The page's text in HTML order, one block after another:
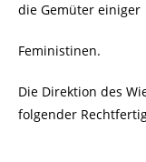
die Gemüter einiger
Feministinen.
Die Direktion des
folgender